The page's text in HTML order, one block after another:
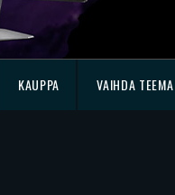
KAUPPA VAIHDA TEEMA